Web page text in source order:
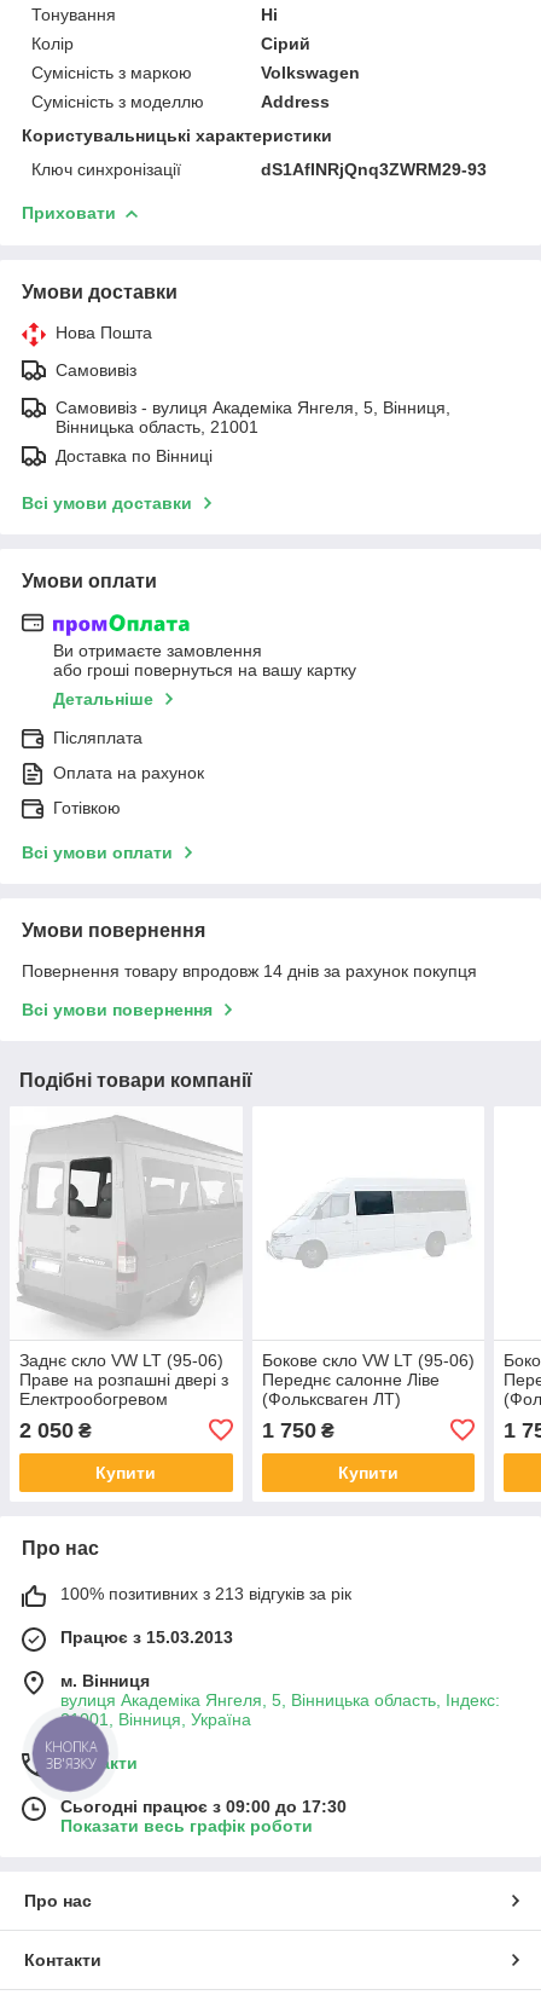
Тонування
Ні
Колір
Сірий
Сумісність з маркою
Volkswagen
Сумісність з моделлю
Address
Користувальницькі характеристики
Ключ синхронізації
dS1AfINRjQnq3ZWRM29-93
Приховати
Умови доставки
Нова Пошта
Самовивіз
Самовивіз - вулиця Академіка Янгеля, 5, Вінниця,
Вінницька область, 21001
Доставка по Вінниці
Всі умови доставки
Умови оплати
Ви отримаєте замовлення
або гроші повернуться на вашу картку
Детальніше
Післяплата
Оплата на рахунок
Готівкою
Всі умови оплати
Умови повернення
Повернення товару впродовж 14 днів за рахунок покупця
Всі умови повернення
Подібні товари компанії
Заднє скло VW LT (95-06)
Праве на розпашні двері з
Електрообогревом
2 050 ₴
Купити
Бокове скло VW LT (95-06)
Переднє салонне Ліве
(Фольксваген ЛТ)
1 750₴
Купити
1
Про нас
100% позитивних з 213 відгуків за рік
Працює з 15.03.2013
м. Вінниця
вулиця Академіка Янгеля, 5, Вінницька область, Індекс:
21001, Вінниця, Україна
Контакти
Сьогодні працює з 09:00 до 17:30
Показати весь графік роботи
Про нас
Контакти
КНОПКА
ЗВ'ЯЗКУ